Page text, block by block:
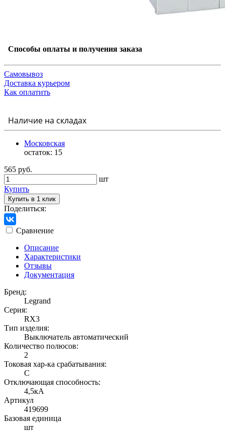
Способы оплаты и получения заказа
Самовывоз
Доставка курьером
Как оплатить
Наличие на складах
Московская
остаток: 15
565 руб.
шт
Купить
Купить в 1 клик
Поделиться:
Сравнение
Описание
Характеристики
Отзывы
Документация
Бренд:
Legrand
Серия:
RX3
Тип изделия:
Выключатель автоматический
Количество полюсов:
2
Токовая хар-ка срабатывания:
C
Отключающая способность:
4,5кА
Артикул
419699
Базовая единица
шт